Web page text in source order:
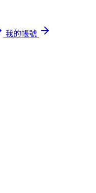
我的帳號